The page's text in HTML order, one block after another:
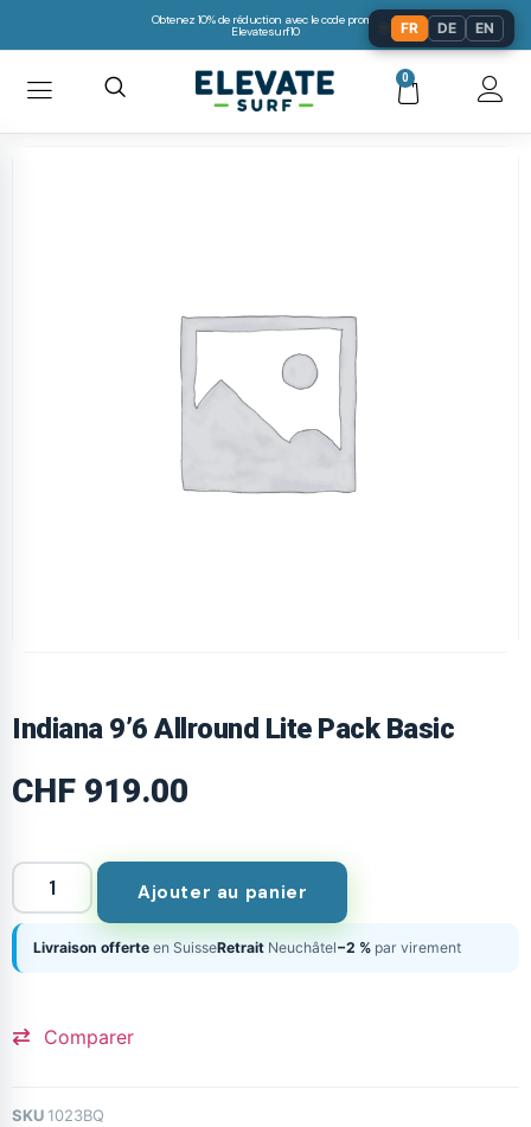
Obtenez 10% de réduction avec le code promo:
Elevatesurf10
0
Indiana 9’6 Allround Lite Pack Basic
CHF 919.00
Ajouter au panier
Livraison offerte en SuisseRetrait Neuchâtel−2 % par virement
Comparer
SKU 1023BQ
FR DE EN